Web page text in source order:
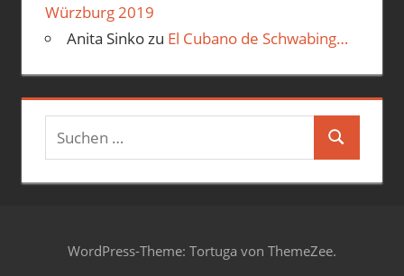
Würzburg 2019
Anita Sinkozu El Cubano de Schwabing…
Suchen
nach:
Suchen
WordPress-Theme: Tortuga von ThemeZee.